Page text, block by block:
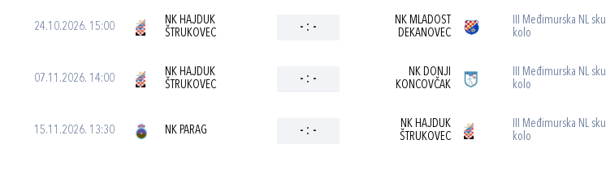
24.10.2026. 15:00
NK HAJDUK
ŠTRUKOVEC
- : -
NK MLADOST
DEKANOVEC
III Međimurska NL
kolo
07.11.2026. 14:00
NK HAJDUK
ŠTRUKOVEC
- : -
NK DONJI
KONCOVČAK
III Međimurska NL
kolo
15.11.2026. 13:30 NK PARAG - : -
NK HAJDUK
ŠTRUKOVEC
III Međimurska NL
kolo